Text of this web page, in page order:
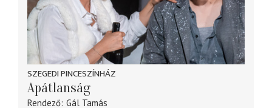
SZEGEDI PINCESZÍNHÁZ
Apátlanság
Rendező Gál Tamás